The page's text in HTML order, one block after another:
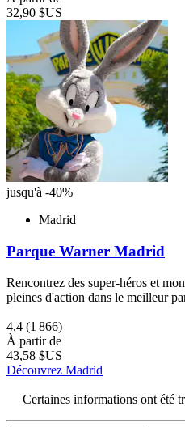
32,90 $US
jusqu'à -40%
Madrid
Parque Warner Madrid
Rencontrez des super-héros et
pleines d'action dans le meilleur
4,4 (1 866)
À partir de
43,58 $US
Découvrez Madrid
Certaines informations ont été